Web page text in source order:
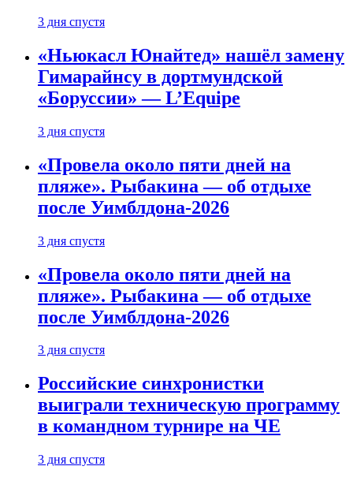
3 дня спустя
«Ньюкасл Юнайтед» нашёл замену
Гимарайнсу в дортмундской
«Боруссии» — L’Equipe
3 дня спустя
«Провела около пяти дней на
пляже». Рыбакина — об отдыхе
после Уимблдона-2026
3 дня спустя
«Провела около пяти дней на
пляже». Рыбакина — об отдыхе
после Уимблдона-2026
3 дня спустя
Российские синхронистки
выиграли техническую программу
в командном турнире на ЧЕ
3 дня спустя